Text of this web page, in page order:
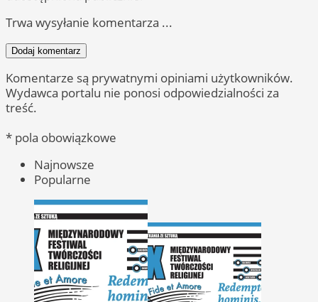
Trwa wysyłanie komentarza ...
Dodaj komentarz
Komentarze są prywatnymi opiniami użytkowników.
Wydawca portalu nie ponosi odpowiedzialności za
treść.
* pola obowiązkowe
Najnowsze
Popularne